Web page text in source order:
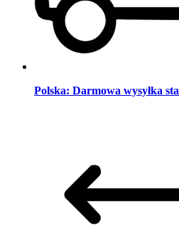
Polska: Darmowa wysyłka